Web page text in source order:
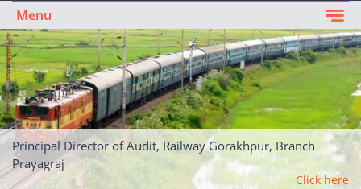
Menu
Principal Director of Audit, Railway Gorakhpur, Branch
Prayagraj
Click here